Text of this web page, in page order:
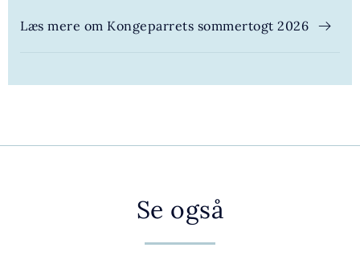
Læs mere om Kongeparrets sommertogt 2026
Se også